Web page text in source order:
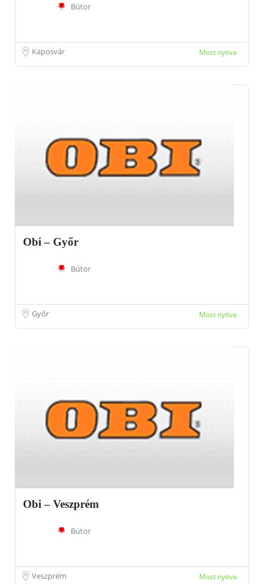
Bútor
Kaposvár Most nyitva
Obi – Győr
Bútor
Győr Most nyitva
Obi – Veszprém
Bútor
Veszprém Most nyitva